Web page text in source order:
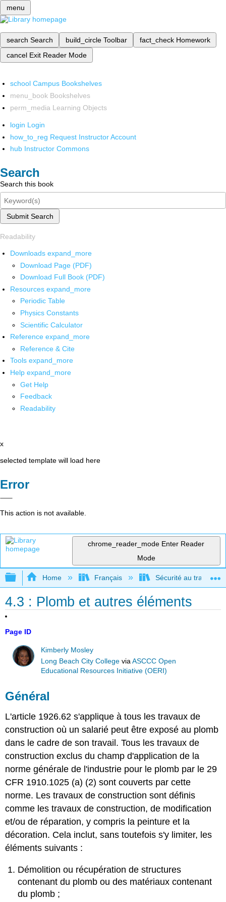
menu
search Search build_circle Toolbar fact_check Homework
cancel Exit Reader Mode
school Campus Bookshelves
menu_book Bookshelves
perm_media Learning Objects
login Login
how_to_reg Request Instructor Account
hub Instructor Commons
Search
Search this book
Submit Search
Readability
Downloads expand_more
Download Page (PDF)
Download Full Book (PDF)
Resources expand_more
Periodic Table
Physics Constants
Scientific Calculator
Reference expand_more
Reference & Cite
Tools expand_more
Help expand_more
Get Help
Feedback
Readability
x
selected template will load here
Error
This action is not available.
chrome_reader_mode Enter Reader
Mode
Expand/collapse global hierarchy
Home Français Sécurité au travail
4.3 : Plomb et autres éléments
Page ID
Kimberly Mosley
Long Beach City College viaASCCC Open
Educational Resources Initiative (OERI)
Général
L'article 1926.62 s'applique à tous les travaux de
construction où un salarié peut être exposé au plomb
dans le cadre de son travail. Tous les travaux de
construction exclus du champ d'application de la
norme générale de l'industrie pour le plomb par le 29
CFR 1910.1025 (a) (2) sont couverts par cette
norme. Les travaux de construction sont définis
comme les travaux de construction, de modification
et/ou de réparation, y compris la peinture et la
décoration. Cela inclut, sans toutefois s'y limiter, les
éléments suivants :
Démolition ou récupération de structures
contenant du plomb ou des matériaux contenant
du plomb ;